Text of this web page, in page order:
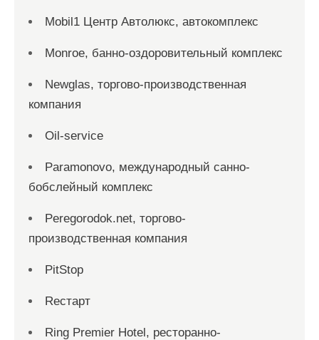
Mobil1 Центр Автолюкс, автокомплекс
Monroe, банно-оздоровительный комплекс
Newglas, торгово-производственная
компания
Oil-service
Paramonovo, международный санно-
бобслейный комплекс
Peregorodok.net, торгово-
производственная компания
PitStop
Reстарт
Ring Premier Hotel, ресторанно-